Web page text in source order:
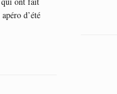
d’été